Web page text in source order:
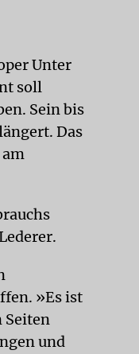
Unter
soll
Sein bis
Das
»Es ist
Seiten
und